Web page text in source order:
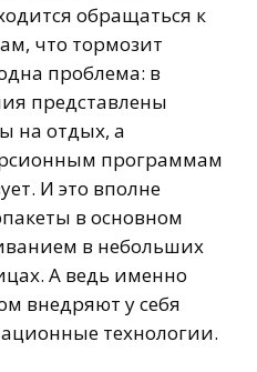
обращаться к
что тормозит
проблема: в
представлены
на отдых, а
программам
И это вполне
в основном
в небольших
А ведь именно
внедряют у себя
технологии.